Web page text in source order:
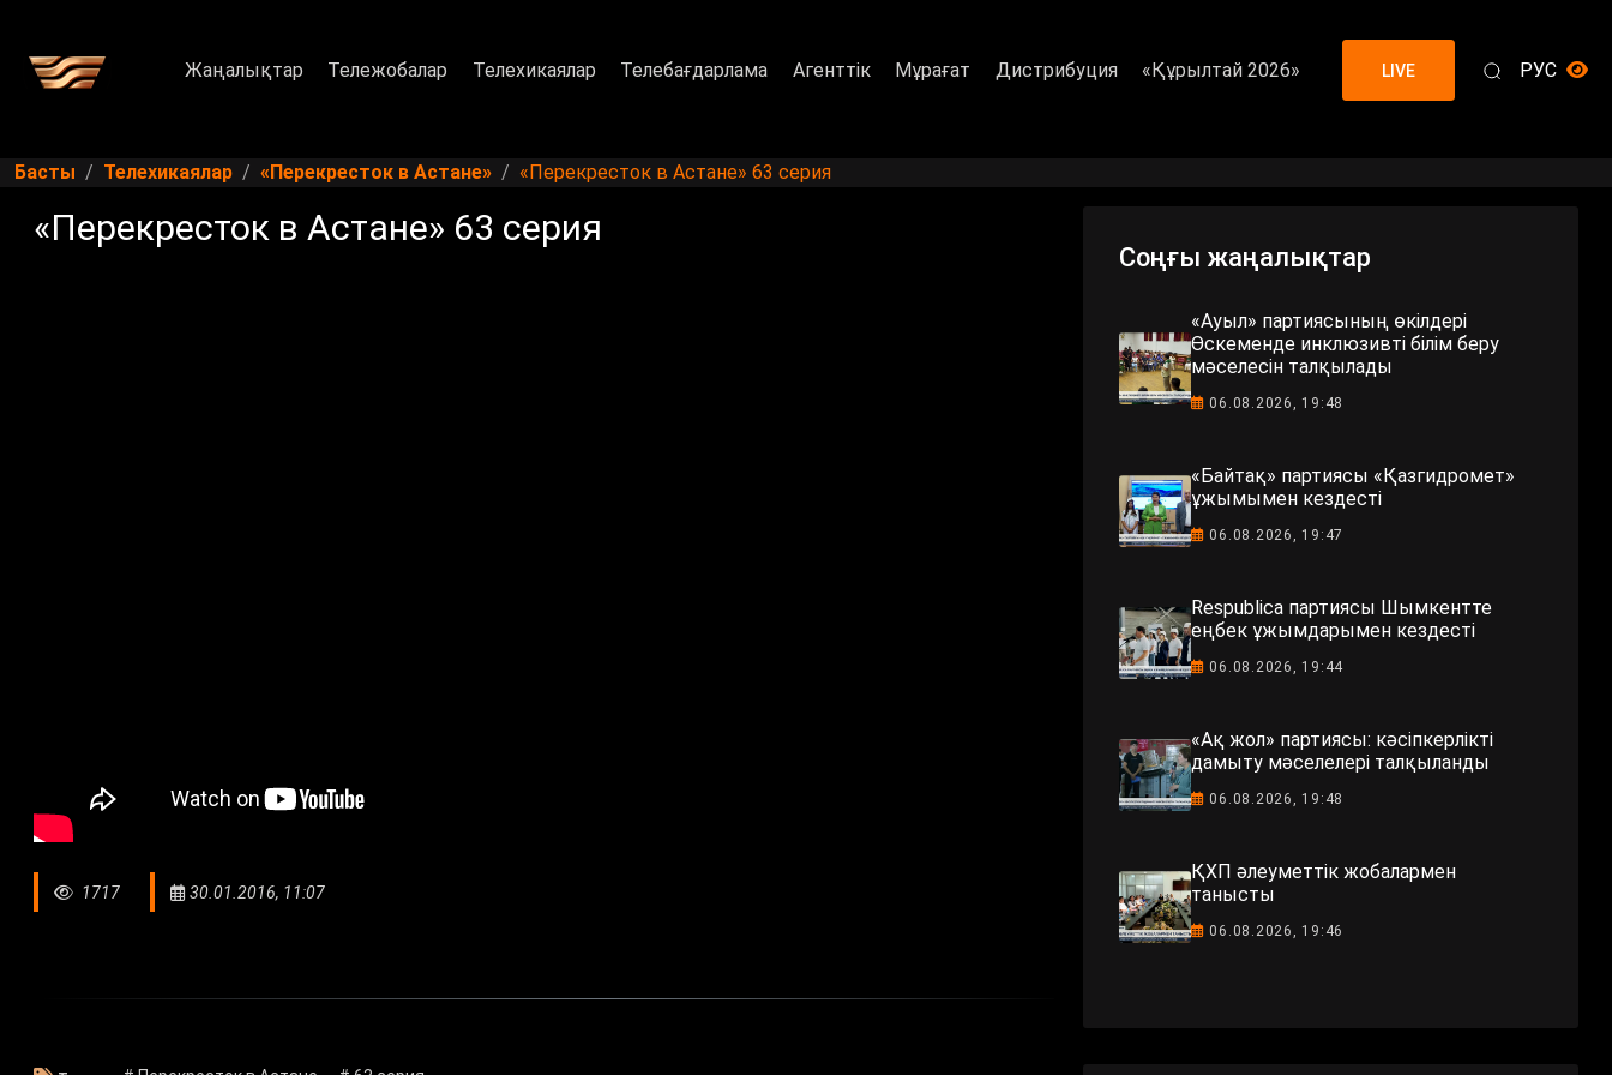
Жаңалықтар Тележобалар Телехикаялар Телебағдарлама Агенттік Мұрағат Дистрибуция «Құрылтай 2026» LIVE РУС
Басты Телехикаялар «Перекресток в Астане» «Перекресток в Астане» 63 серия
«Перекресток в Астане» 63 серия
1717 30.01.2016, 11:07
Соңғы жаңалықтар
«Ауыл» партиясының өкілдері
Өскеменде инклюзивті білім беру
мәселесін талқылады
06.08.2026, 19:48
«Байтақ» партиясы «Қазгидромет»
ұжымымен кездесті
06.08.2026, 19:47
Respublica партиясы Шымкентте
еңбек ұжымдарымен кездесті
06.08.2026, 19:44
«Ақ жол» партиясы: кәсіпкерлікті
дамыту мәселелері талқыланды
06.08.2026, 19:48
ҚХП әлеуметтік жобалармен
танысты
06.08.2026, 19:46